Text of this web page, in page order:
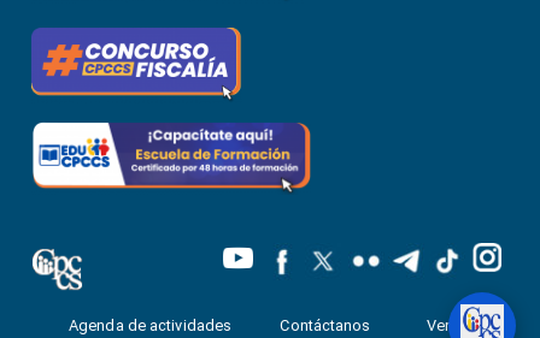
Agenda de actividades Contáctanos Ventanilla